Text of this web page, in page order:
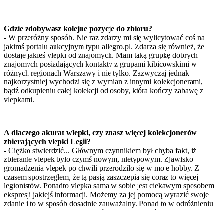
Gdzie zdobywasz kolejne pozycje do zbioru?
- W przeróżny sposób. Nie raz zdarzy mi się wylicytować coś na
jakimś portalu aukcyjnym typu allegro.pl. Zdarza się również, że
dostaje jakieś vlepki od znajomych. Mam taką grupkę dobrych
znajomych posiadających kontakty z grupami kibicowskimi w
różnych regionach Warszawy i nie tylko. Zazwyczaj jednak
najkorzystniej wychodzi się z wymian z innymi kolekcjonerami,
bądź odkupieniu całej kolekcji od osoby, która kończy zabawę z
vlepkami.
A dlaczego akurat wlepki, czy znasz więcej kolekcjonerów
zbierających vlepki Legii?
- Ciężko stwierdzić... Głównym czynnikiem był chyba fakt, iż
zbieranie vlepek było czymś nowym, nietypowym. Zjawisko
gromadzenia vlepek po chwili przerodziło się w moje hobby. Z
czasem spostrzegłem, że tą pasją zaszczepia się coraz to więcej
legionistów. Ponadto vlepka sama w sobie jest ciekawym sposobem
ekspresji jakiejś informacji. Możemy za jej pomocą wyrazić swoje
zdanie i to w sposób dosadnie zauważalny. Ponad to w odróżnieniu